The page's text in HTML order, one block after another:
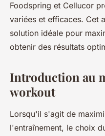
Foodspring et Cellucor
variées et efficaces. Cet
solution idéale pour
obtenir des résultats
Introduction au
workout
Lorsqu'il s'agit de
l'entraînement, le choix